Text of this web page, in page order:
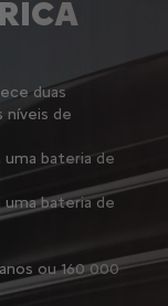
duas
níveis de
bateria de
bateria de
ou 160 000